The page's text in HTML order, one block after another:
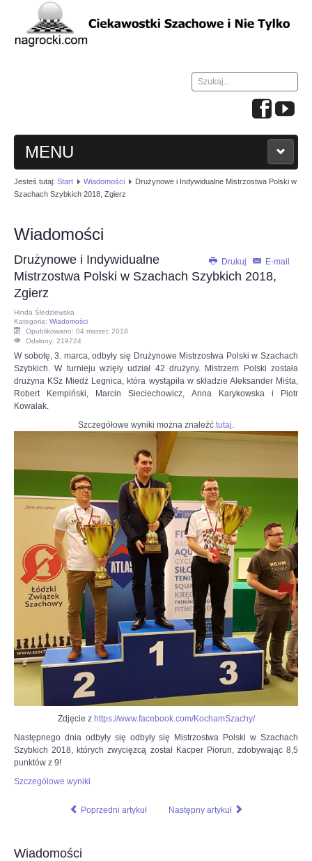
Szukaj...
MENU
HOME
WIADOMOŚCI
NAUKA GRY W SZACHY
TURNIEJE
OPINIE, KONTROWERSJE
POLITYKA
FILMIKI
SZACHIŚCI
ZDJĘCIA
Z KALENDARZA
Jesteś tutaj: Start Wiadomości
Drużynowe i Indywidualne Mistrzostwa Polski w
Szachach Szybkich 2018, Zgierz
Wiadomości
Drukuj E-mail
Drużynowe i Indywidualne
Mistrzostwa Polski w Szachach Szybkich 2018,
Zgierz
Hinda Śledziewska
Kategoria: Wiadomości
Opublikowano: 04 marzec 2018
Odsłony: 219724
W sobotę, 3. marca, odbyły się Drużynowe Mistrzostwa Polski w Szachach
Szybkich. W turnieju wzięły udział 42 drużyny. Mistrzem Polski została
drużyna KSz Miedź Legnica, która wystąpiła w składzie Aleksander Miśta,
Robert Kempiński, Marcin Sieciechowicz, Anna Karykowska i Piotr
Kowalak.
Szczegółowe wyniki można znaleźć tutaj.
Zdjęcie z https://www.facebook.com/KochamSzachy/
Następnego dnia odbyły się odbyły się Mistrzostwa Polski w Szachach
Szybkich 2018, których zwycięzcą został Kacper Piorun, zdobywając 8,5
punktów z 9!
Szczególowe wyniki
Poprzedni artykuł Następny artykuł
Wiadomości